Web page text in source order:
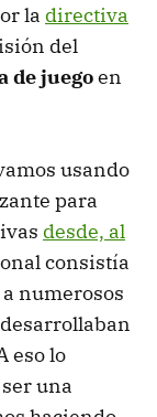
la directiva
del
de juegoen
usando
para
desde, al
consistía
numerosos
eso lo
una